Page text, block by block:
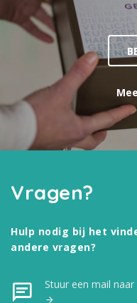
Vragen?
Hulp nodig bij het
andere vragen?
Stuur een mail